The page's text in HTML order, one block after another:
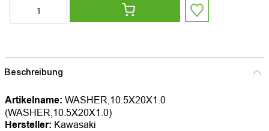
Beschreibung
Artikelname: WASHER,10.5X20X1.0
(WASHER,10.5X20X1.0)
Hersteller: Kawasaki